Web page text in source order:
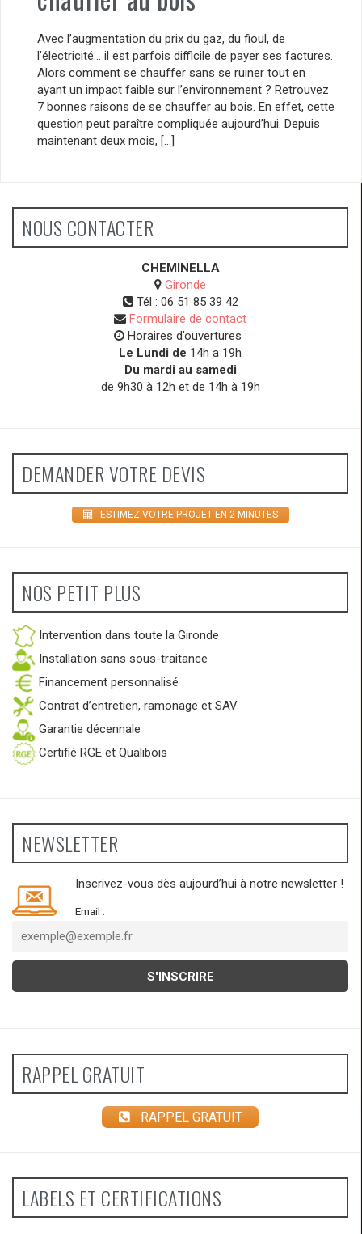
Avec l’augmentation du prix du gaz, du fioul, de
l’électricité… il est parfois difficile de payer ses factures.
Alors comment se chauffer sans se ruiner tout en
ayant un impact faible sur l’environnement ? Retrouvez
7 bonnes raisons de se chauffer au bois. En effet, cette
question peut paraître compliquée aujourd’hui. Depuis
maintenant deux mois, […]
NOUS CONTACTER
CHEMINELLA
Gironde
Tél : 06 51 85 39 42
Formulaire de contact
Horaires d’ouvertures :
Le Lundi de 14h a 19h
Du mardi au samedi
de 9h30 à 12h et de 14h à 19h
DEMANDER VOTRE DEVIS
ESTIMEZ VOTRE PROJET EN 2 MINUTES
NOS PETIT PLUS
Intervention dans toute la Gironde
Installation sans sous-traitance
Financement personnalisé
Contrat d’entretien, ramonage et SAV
Garantie décennale
Certifié RGE et Qualibois
NEWSLETTER
Inscrivez-vous dès aujourd’hui à notre newsletter !
Email :
RAPPEL GRATUIT
RAPPEL GRATUIT
LABELS ET CERTIFICATIONS